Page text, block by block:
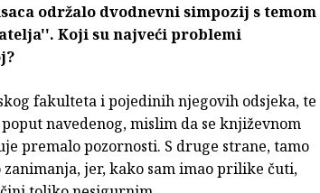
održalo dvodnevni simpozij s temom
Koji su najveći problemi
fakulteta i pojedinih njegovih odsjeka, te
navedenog, mislim da se književnom
premalo pozornosti. S druge strane, tamo
jer, kako sam imao prilike čuti,